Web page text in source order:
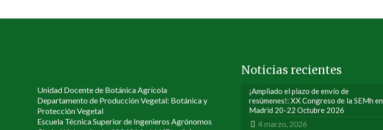
Unidad Docente de Botánica Agrícola
Departamento de Producción Vegetal: Botánica y
Protección Vegetal
Escuela Técnica Superior de Ingenieros Agrónomos
Noticias recientes
¡Ampliado el plazo de envío de
resúmenes!: XX Congreso de la SEMh en
Madrid 20-22 Octubre 2026
4 marzo, 2026